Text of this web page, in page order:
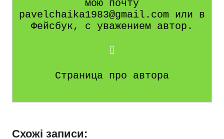
мою почту
pavelchaika1983@gmail.com или в
Фейсбук, с уважением автор.
Страница про автора
Схожі записи: